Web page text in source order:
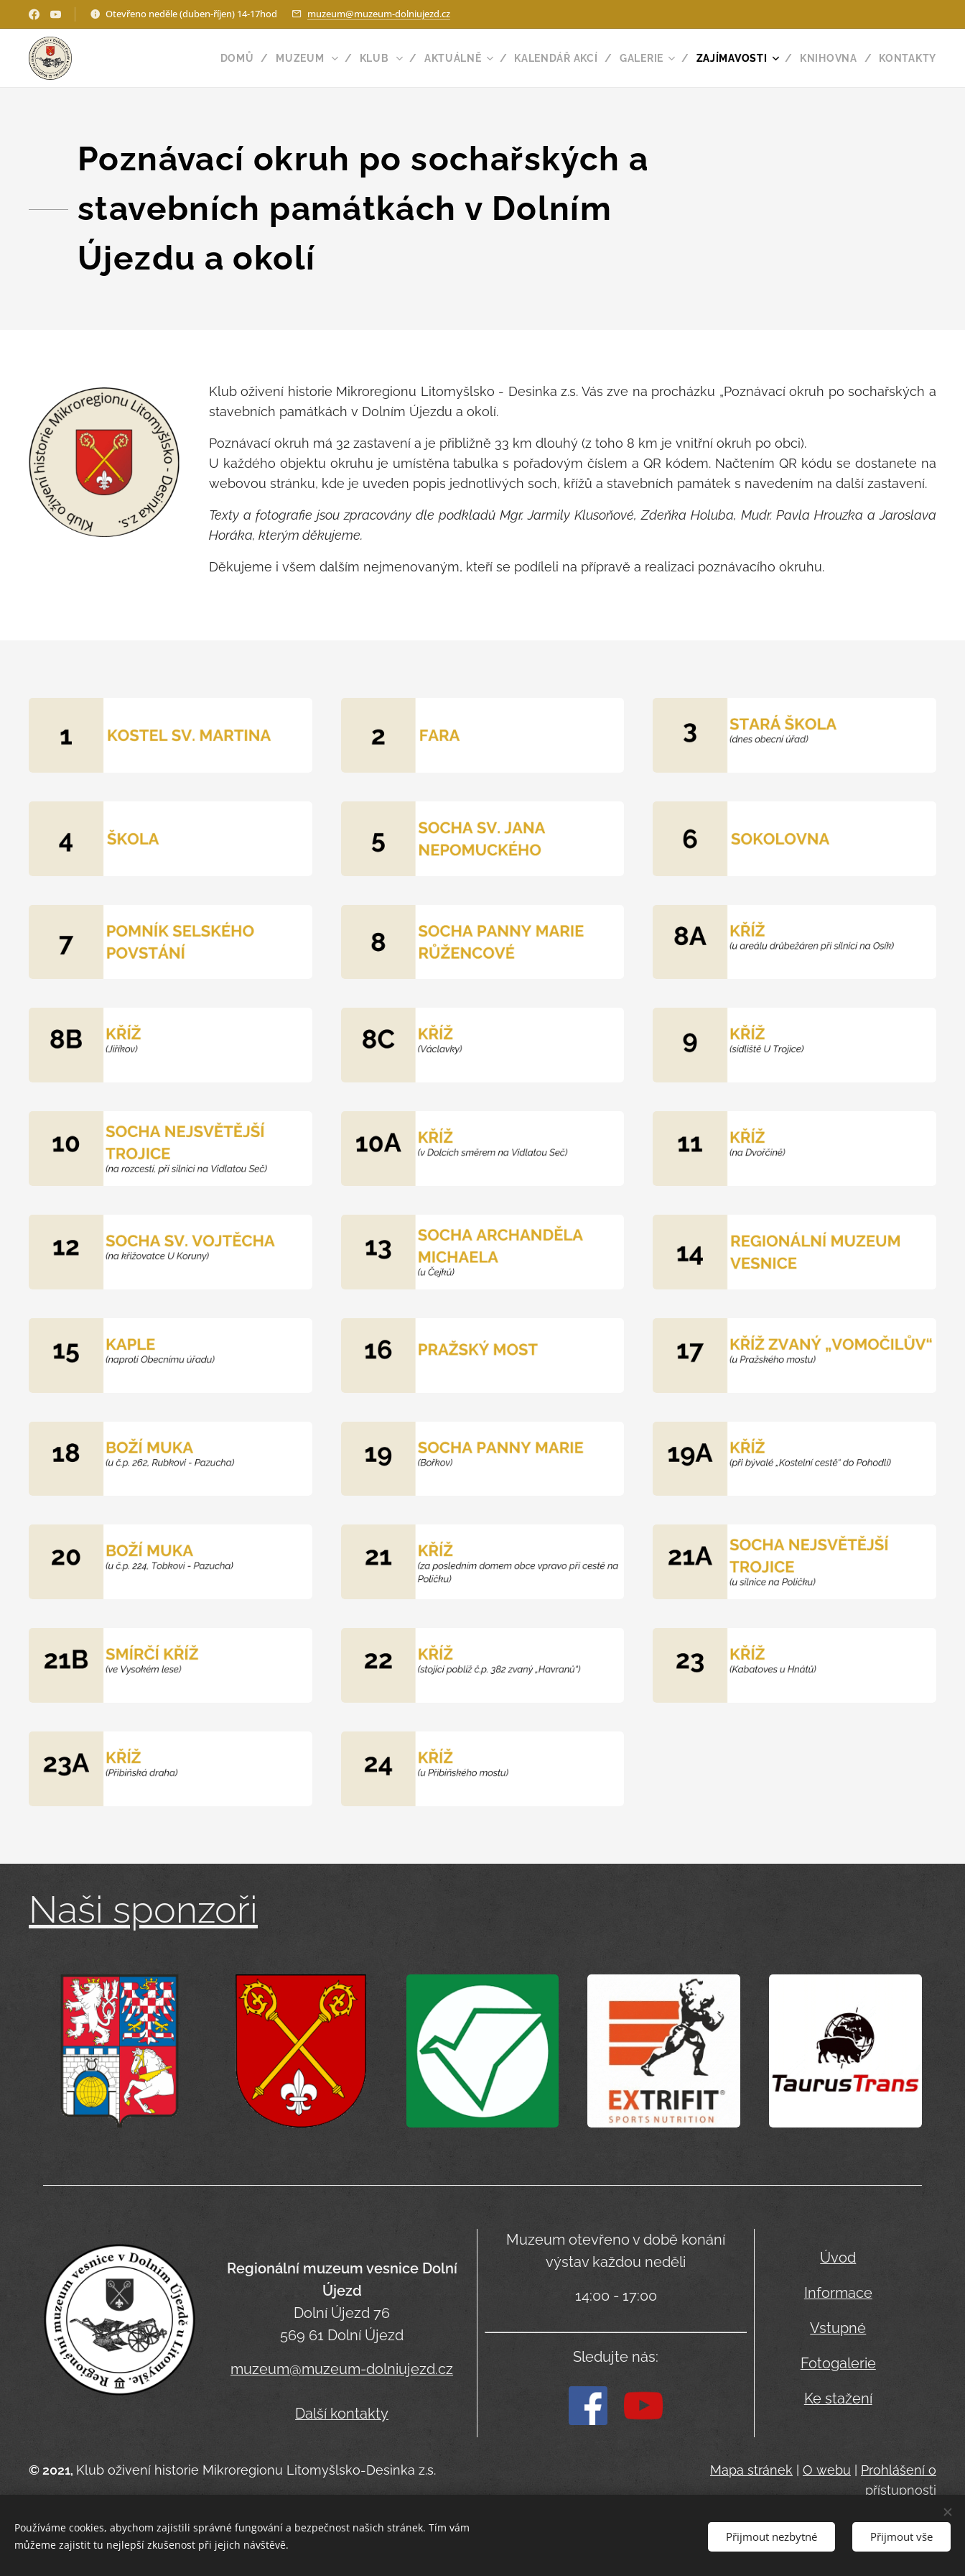
Otevřeno neděle (duben-říjen) 14-17hod muzeum@muzeum-dolniujezd.cz
DOMŮ MUZEUM KLUB AKTUÁLNĚ KALENDÁŘ AKCÍ GALERIE ZAJÍMAVOSTI KNIHOVNA KONTAKTY
Poznávací okruh po sochařských a
stavebních památkách v Dolním
Újezdu a okolí
Klub oživení historie Mikroregionu Litomyšlsko - Desinka z.s. Vás zve na procházku „Poznávací okruh po sochařských a
stavebních památkách v Dolním Újezdu a okolí.
Poznávací okruh má 32 zastavení a je přibližně 33 km dlouhý (z toho 8 km je vnitřní okruh po obci).
U každého objektu okruhu je umístěna tabulka s pořadovým číslem a QR kódem. Načtením QR kódu se dostanete na
webovou stránku, kde je uveden popis jednotlivých soch, křížů a stavebních památek s navedením na další zastavení.
Texty a fotografie jsou zpracovány dle podkladů Mgr. Jarmily Klusoňové, Zdeňka Holuba, Mudr. Pavla Hrouzka a Jaroslava
Horáka, kterým děkujeme.
Děkujeme i všem dalším nejmenovaným, kteří se podíleli na přípravě a realizaci poznávacího okruhu.
Naši sponzoři
Regionální muzeum vesnice Dolní
Újezd
Dolní Újezd 76
569 61 Dolní Újezd
muzeum@muzeum-dolniujezd.cz
Další kontakty
Muzeum otevřeno v době konání
výstav každou neděli
14:00 - 17:00
Sledujte nás:
Úvod
Informace
Vstupné
Fotogalerie
Ke stažení
© 2021, Klub oživení historie Mikroregionu Litomyšlsko-Desinka z.s. Mapa stránek O webu
Prohlášení o
přístupnosti
Používáme cookies, abychom zajistili správné fungování a bezpečnost našich stránek. Tím vám
můžeme zajistit tu nejlepší zkušenost při jejich návštěvě.
Přijmout nezbytné Přijmout vše